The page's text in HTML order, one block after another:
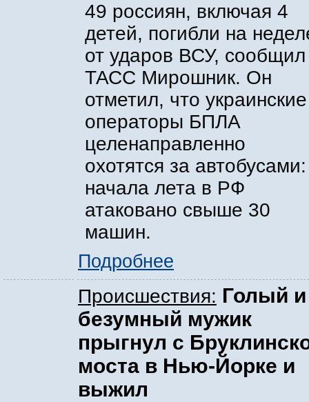
49 россиян, включая 4
детей, погибли на
от ударов ВСУ, сообщил
ТАСС Мирошник. Он
отметил, что украинские
операторы БПЛА
целенаправленно
охотятся за
начала лета в РФ
атаковано свыше 30
машин.
Подробнее
Происшествия: Голый и
безумный мужик
прыгнул с
моста в Нью-Йорке и
выжил